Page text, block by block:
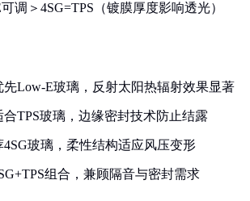
可调＞4SG=TPS（镀膜厚度影响透光）
先Low-E玻璃，反射太阳热辐射效果显著
合TPS玻璃，边缘密封技术防止结露
4SG玻璃，柔性结构适应风压变形
组合，兼顾隔音与密封需求